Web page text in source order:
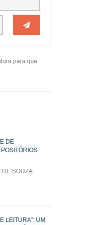
para que
DE
DE SOUZA
LEITURA”: UM